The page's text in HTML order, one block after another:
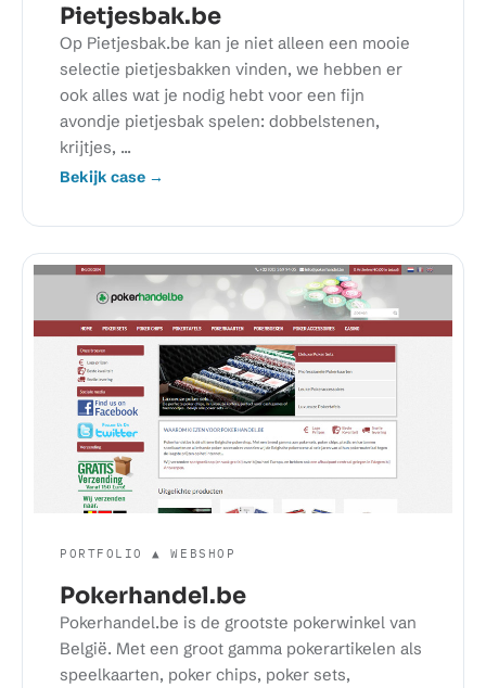
Pietjesbak.be
Op Pietjesbak.be kan je niet alleen een mooie
selectie pietjesbakken vinden, we hebben er
ook alles wat je nodig hebt voor een fijn
avondje pietjesbak spelen: dobbelstenen,
krijtjes, ...
Bekijk case →
PORTFOLIO ▲ WEBSHOP
Pokerhandel.be
Pokerhandel.be is de grootste pokerwinkel van
België. Met een groot gamma pokerartikelen als
speelkaarten, poker chips, poker sets,